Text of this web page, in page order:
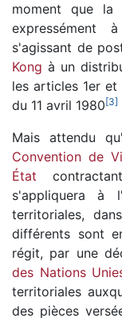
moment que la
expressément
s'agissant de
Kong à un
les articles 1er
du 11 avril 1980[3]
Mais attendu
Convention de
État
s'appliquera à
territoriales,
différents sont
régit, par une
des Nations
territoriales
des pièces